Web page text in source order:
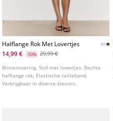
Halflange Rok Met Lovertjes
14,99 €
-50% 29,99 €
Binnenvoering. Stof met lovertjes. Rechte
halflange rok. Elastische tailleband.
Verkrijgbaar in diverse kleuren.